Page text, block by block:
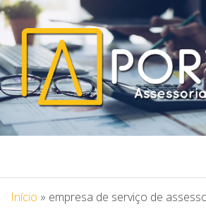
Blog Portal Assessoria
Início » empresa de serviço de